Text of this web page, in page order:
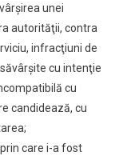
unei
autorităţii, contra
infracţiuni de
cu intenţie
cu
candidează, cu
care i-a fost